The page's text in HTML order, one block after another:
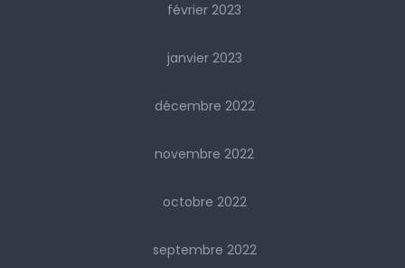
février 2023
janvier 2023
décembre 2022
novembre 2022
octobre 2022
septembre 2022